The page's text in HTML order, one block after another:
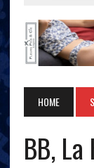
HOME
BB,